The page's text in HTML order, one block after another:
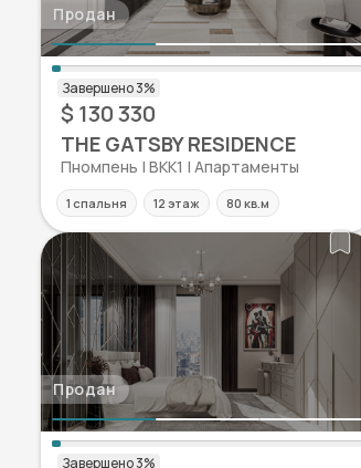
Продан
$ 130 330
THE GATSBY RESIDENCE
Пномпень | BKK1 | Апартаменты
1 спальня 12 этаж 80 кв.м
Продан